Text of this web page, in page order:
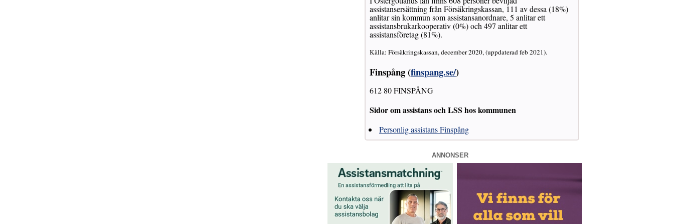
assistansersättning från Försäkringskassan, 111 av dessa (18%)
anlitar sin kommun som assistansanordnare, 5 anlitar ett
assistansbrukarkooperativ (0%) och 497 anlitar ett
assistansföretag (81%).
Källa: Försäkringskassan, december 2020, (uppdaterad feb 2021).
Finspång (finspang.se/)
612 80 FINSPÅNG
Sidor om assistans och LSS hos kommunen
Personlig assistans Finspång
ANNONSER